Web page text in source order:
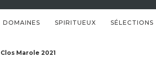
DOMAINES SPIRITUEUX SÉLECTIONS
Marole 2021